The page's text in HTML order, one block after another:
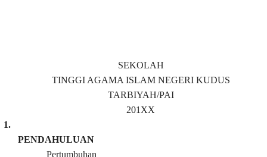
SEKOLAH
TINGGI AGAMA ISLAM NEGERI KUDUS
TARBIYAH/PAI
201XX
1.
PENDAHULUAN
Pertumbuhan